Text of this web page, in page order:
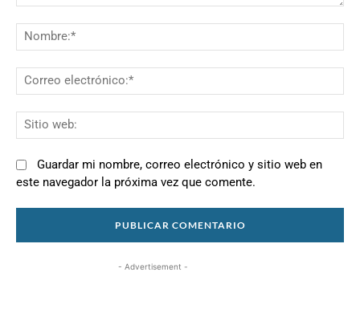
Guardar mi nombre, correo electrónico y sitio web en
este navegador la próxima vez que comente.
- Advertisement -